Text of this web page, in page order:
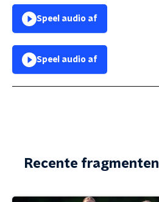
Speel audio af
Speel audio af
Recente fragmenten